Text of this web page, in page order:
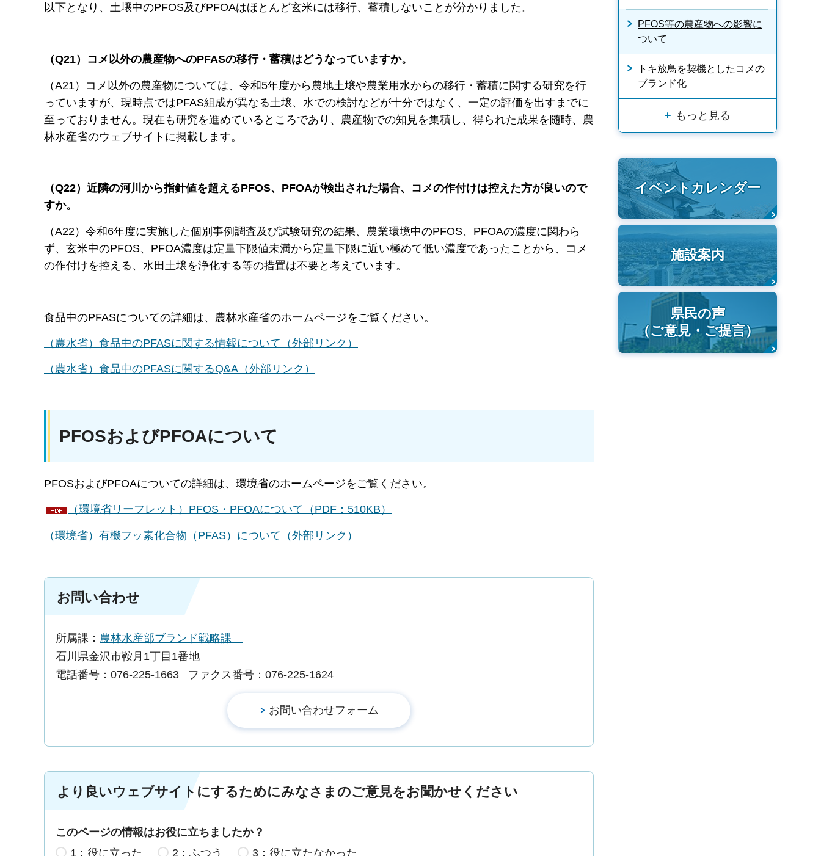
以下となり、土壌中のPFOS及びPFOAはほとんど玄米には移行、蓄積しないことが分かりました。
（Q21）コメ以外の農産物へのPFASの移行・蓄積はどうなっていますか。
（A21）コメ以外の農産物については、令和5年度から農地土壌や農業用水からの移行・蓄積に関する研究を行
っていますが、現時点ではPFAS組成が異なる土壌、水での検討などが十分ではなく、一定の評価を出すまでに
至っておりません。現在も研究を進めているところであり、農産物での知見を集積し、得られた成果を随時、農
林水産省のウェブサイトに掲載します。
（Q22）近隣の河川から指針値を超えるPFOS、PFOAが検出された場合、コメの作付けは控えた方が良いので
すか。
（A22）令和6年度に実施した個別事例調査及び試験研究の結果、農業環境中のPFOS、PFOAの濃度に関わら
ず、玄米中のPFOS、PFOA濃度は定量下限値未満から定量下限に近い極めて低い濃度であったことから、コメ
の作付けを控える、水田土壌を浄化する等の措置は不要と考えています。
食品中のPFASについての詳細は、農林水産省のホームページをご覧ください。
（農水省）食品中のPFASに関する情報について（外部リンク）
（農水省）食品中のPFASに関するQ&A（外部リンク）
PFOSおよびPFOAについて
PFOSおよびPFOAについての詳細は、環境省のホームページをご覧ください。
（環境省リーフレット）PFOS・PFOAについて（PDF：510KB）
（環境省）有機フッ素化合物（PFAS）について（外部リンク）
お問い合わせ
所属課： 農林水産部ブランド戦略課
石川県金沢市鞍月1丁目1番地
電話番号：076-225-1663
ファクス番号：076-225-1624
より良いウェブサイトにするためにみなさまのご意見をお聞かせください
このページの情報はお役に立ちましたか？
1：役に立った
2：ふつう 3：役に立たなかった
PFOS等の農産物への影響に
ついて
トキ放鳥を契機としたコメの
ブランド化
もっと見る
イベントカレンダー
施設案内
県民の声
（ご意見・ご提言）